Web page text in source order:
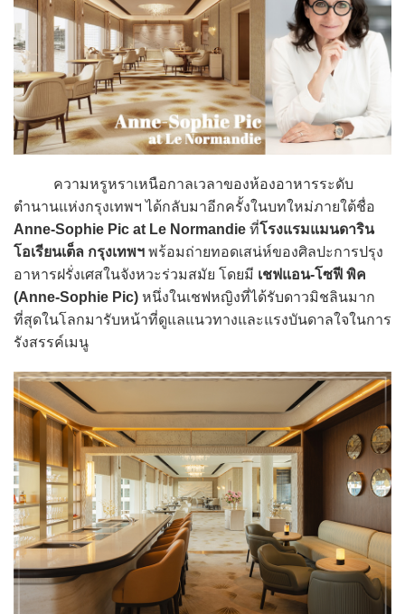
ความหรูหราเหนือกาลเวลาของห้องอาหารระดับ
ตำนานแห่งกรุงเทพฯ ได้กลับมาอีกครั้งในบทใหม่ภายใต้ชื่อ
Anne-Sophie Pic at Le Normandie ที่โรงแรมแมนดาริน
โอเรียนเต็ล กรุงเทพฯ พร้อมถ่ายทอดเสน่ห์ของศิลปะการปรุง
อาหารฝรั่งเศสในจังหวะร่วมสมัย โดยมี เชฟแอน-โซฟี พิค
(Anne-Sophie Pic) หนึ่งในเชฟหญิงที่ได้รับดาวมิชลินมาก
ที่สุดในโลกมารับหน้าที่ดูแลแนวทางและแรงบันดาลใจในการ
รังสรรค์เมนู